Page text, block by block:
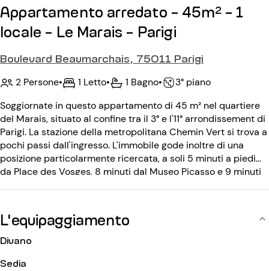
Appartamento arredato - 45m² - 1
locale - Le Marais - Parigi
Boulevard Beaumarchais, 75011 Parigi
2 Persone• 1 Letto• 1 Bagno•
3° piano
Soggiornate in questo appartamento di 45 m² nel quartiere
del Marais, situato al confine tra il 3° e l'11° arrondissement di
Parigi. La stazione della metropolitana Chemin Vert si trova a
pochi passi dall'ingresso. L'immobile gode inoltre di una
posizione particolarmente ricercata, a soli 5 minuti a piedi
da Place des Vosges, 8 minuti dal Museo Picasso e 9 minuti
persone vi conquisterà per la sua luminosità e tranquillità.
Dispone inoltre di un'ampia cabina armadio e di un armadio
molto spazio di stoccaggio aggiuntivo. Situato al 3° piano,
L'equipaggiamento
Divano
Sedia